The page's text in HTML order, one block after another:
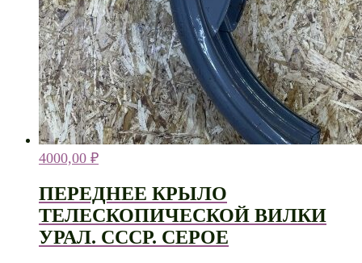
4000,00 ₽
ПЕРЕДНЕЕ КРЫЛО
ТЕЛЕСКОПИЧЕСКОЙ ВИЛКИ
УРАЛ. СССР. СЕРОЕ